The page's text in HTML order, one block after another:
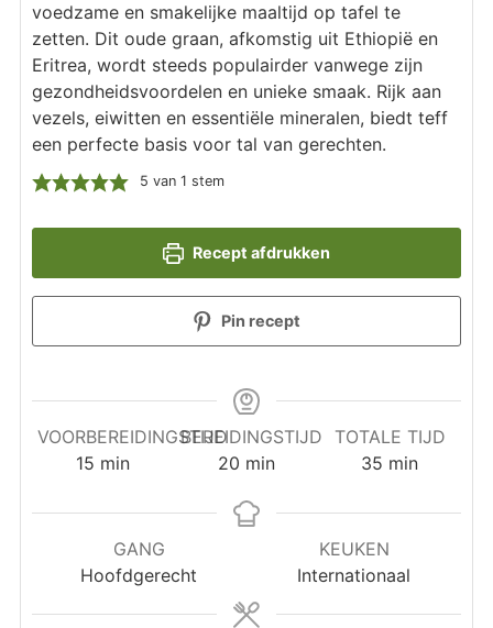
voedzame en smakelijke maaltijd op tafel te
zetten. Dit oude graan, afkomstig uit Ethiopië en
Eritrea, wordt steeds populairder vanwege zijn
gezondheidsvoordelen en unieke smaak. Rijk aan
vezels, eiwitten en essentiële mineralen, biedt teff
een perfecte basis voor tal van gerechten.
5 van 1 stem
Recept afdrukken
Pin recept
VOORBEREIDINGSTIJD
15 minuten
min
BEREIDINGSTIJD
20 minuten
min
TOTALE TIJD
35 minuten
min
GANG
Hoofdgerecht
KEUKEN
Internationaal